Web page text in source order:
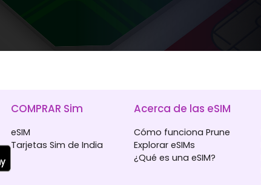
COMPRAR Sim
eSIM
Tarjetas Sim de India
Acerca de las eSIM
Cómo funciona Prune
Explorar eSIMs
¿Qué es una eSIM?